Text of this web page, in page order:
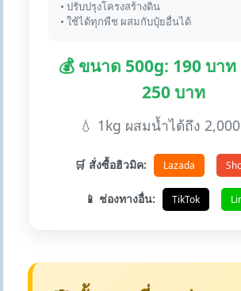
• ปรับปรุงโครงสร้างดิน
• ใช้ได้ทุกพืช ผสมกับปุ๋ยอื่นได้
💰 ขนาด 500g: 190 บา
250 บาท
💧 1kg ผสมน้ำได้ถึง
🛒 สั่งซื้อฮิวมิค: Lazada
📱 ช่องทางอื่น: TikTok